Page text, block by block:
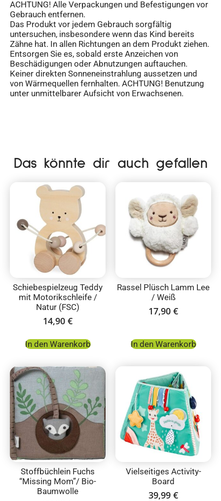
ACHTUNG! Alle Verpackungen und Befestigungen vor
Gebrauch entfernen.
Das Produkt vor jedem Gebrauch sorgfältig
untersuchen, insbesondere wenn das Kind bereits
Zähne hat. In allen Richtungen an dem Produkt ziehen.
Entsorgen Sie es, sobald erste Anzeichen von
Beschädigungen oder Abnutzungen auftauchen.
Keiner direkten Sonneneinstrahlung aussetzen und
von Wärmequellen fernhalten. ACHTUNG! Benutzung
unter unmittelbarer Aufsicht von Erwachsenen.
Das könnte dir auch gefallen
Schiebespielzeug Teddy
mit Motorikschleife /
Natur (FSC)
14,90 €
In den Warenkorb
Rassel Plüsch Lamm Lee
/ Weiß
17,90 €
In den Warenkorb
Stoffbüchlein Fuchs
“Missing Mom”/ Bio-
Baumwolle
Vielseitiges Activity-
Board
39,99 €